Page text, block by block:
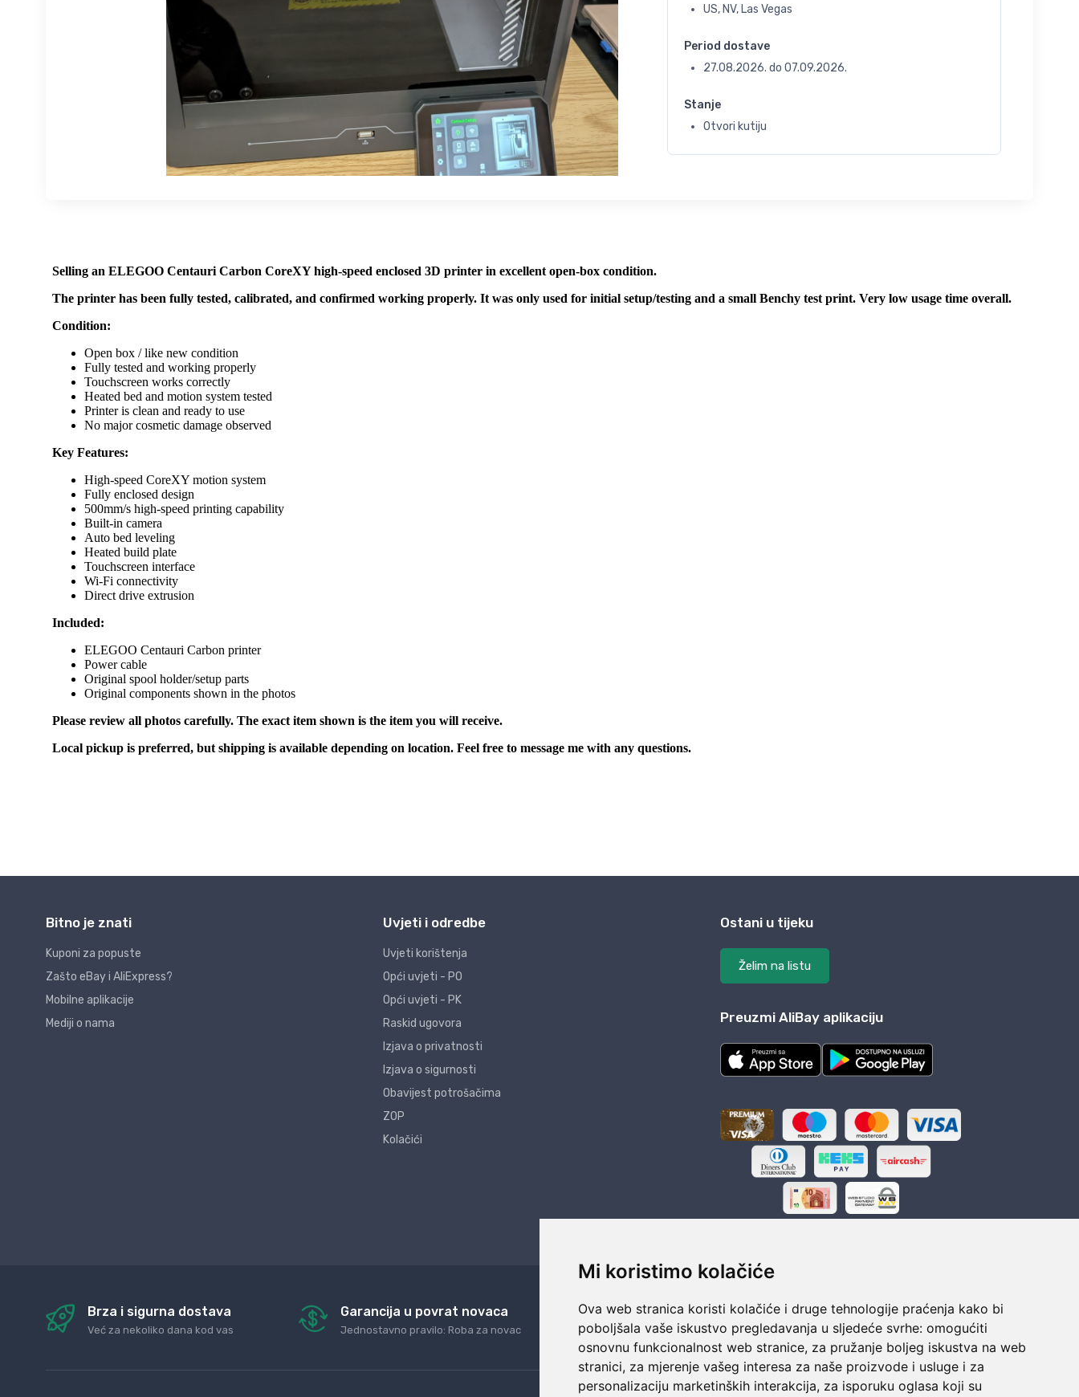
Mi koristimo kolačiće
Ova web stranica koristi kolačiće i druge tehnologije praćenja kako bi
poboljšala vaše iskustvo pregledavanja u sljedeće svrhe: omogućiti
osnovnu funkcionalnost web stranice, za pružanje boljeg iskustva na web
stranici, za mjerenje vašeg interesa za naše proizvode i usluge i za
personalizaciju marketinških interakcija, za isporuku oglasa koji su
US, NV, Las Vegas
Period dostave
27.08.2026. do 07.09.2026.
Stanje
Otvori kutiju
Bitno je znati
Kuponi za popuste
Zašto eBay i AliExpress?
Mobilne aplikacije
Mediji o nama
Uvjeti i odredbe
Uvjeti korištenja
Opći uvjeti - PO
Opći uvjeti - PK
Raskid ugovora
Izjava o privatnosti
Izjava o sigurnosti
Obavijest potrošačima
ZOP
Kolačići
Ostani u tijeku
Želim na listu
Preuzmi AliBay aplikaciju
Brza i sigurna dostava
Već za nekoliko dana kod vas
Garancija u povrat novaca
Jednostavno pravilo: Roba za novac
24/7 odlična podrška
Naši agenti uvijek na raspolaganju
Sigurno obročno plaćanje
Do 24 rata bez kamata